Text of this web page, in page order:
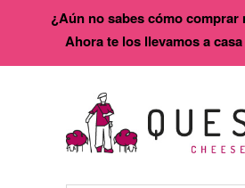
¿Aún no sabes cómo
Ahora te los llevamos a casa